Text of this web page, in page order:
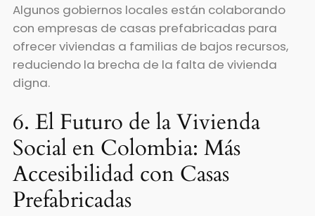
Algunos gobiernos locales están colaborando
con empresas de casas prefabricadas para
ofrecer viviendas a familias de bajos recursos,
reduciendo la brecha de la falta de vivienda
digna.
6. El Futuro de la Vivienda
Social en Colombia: Más
Accesibilidad con Casas
Prefabricadas